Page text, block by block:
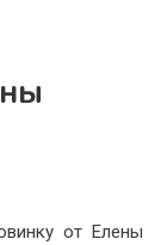
от Елены